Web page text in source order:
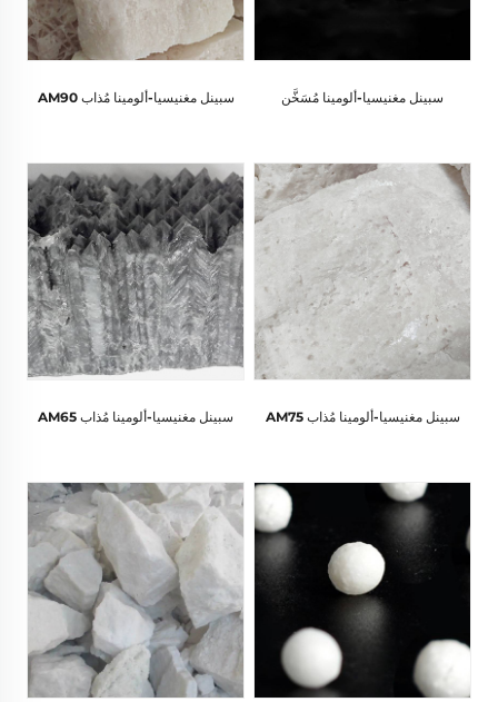
سبينل مغنيسيا-ألومينا مُسَخَّن سبينل مغنيسيا-ألومينا مُذاب AM90
سبينل مغنيسيا-ألومينا مُذاب AM75 سبينل مغنيسيا-ألومينا مُذاب AM65